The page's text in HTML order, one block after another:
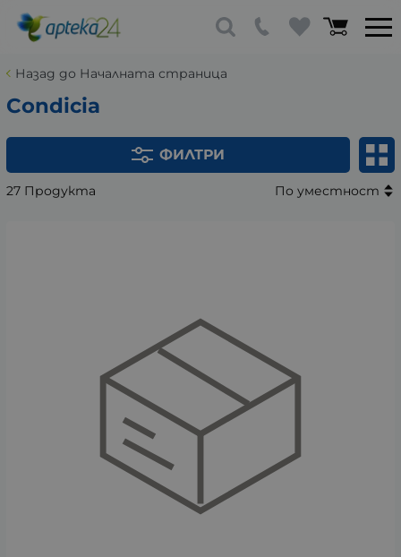
Назад до Началната страница
Condicia
ФИЛТРИ
27 Продукта По уместност